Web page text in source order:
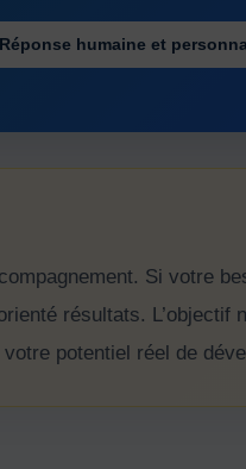
Réponse humaine et
Si votre
résultats. L’objectif
potentiel réel de